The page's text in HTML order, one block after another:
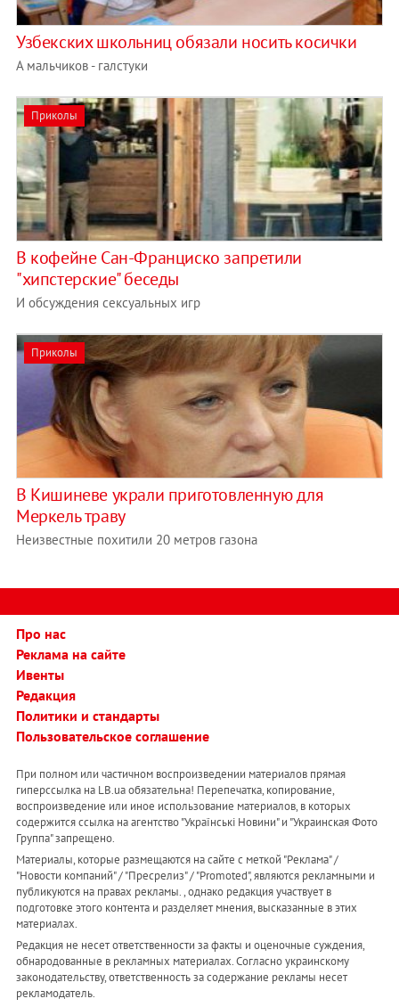
Узбекских школьниц обязали носить косички
А мальчиков - галстуки
Приколы
В кофейне Сан-Франциско запретили
"хипстерские" беседы
И обсуждения сексуальных игр
Приколы
В Кишиневе украли приготовленную для
Меркель траву
Неизвестные похитили 20 метров газона
Про нас
Реклама на сайте
Ивенты
Редакция
Политики и стандарты
Пользовательское соглашение
При полном или частичном воспроизведении материалов прямая
гиперссылка на LB.ua обязательна! Перепечатка, копирование,
воспроизведение или иное использование материалов, в которых
содержится ссылка на агентство "Українськi Новини" и "Украинская Фото
Группа" запрещено.
Материалы, которые размещаются на сайте с меткой "Реклама" /
"Новости компаний" / "Пресрелиз" / "Promoted", являются рекламными и
публикуются на правах рекламы. , однако редакция участвует в
подготовке этого контента и разделяет мнения, высказанные в этих
материалах.
Редакция не несет ответственности за факты и оценочные суждения,
обнародованные в рекламных материалах. Согласно украинскому
законодательству, ответственность за содержание рекламы несет
рекламодатель.